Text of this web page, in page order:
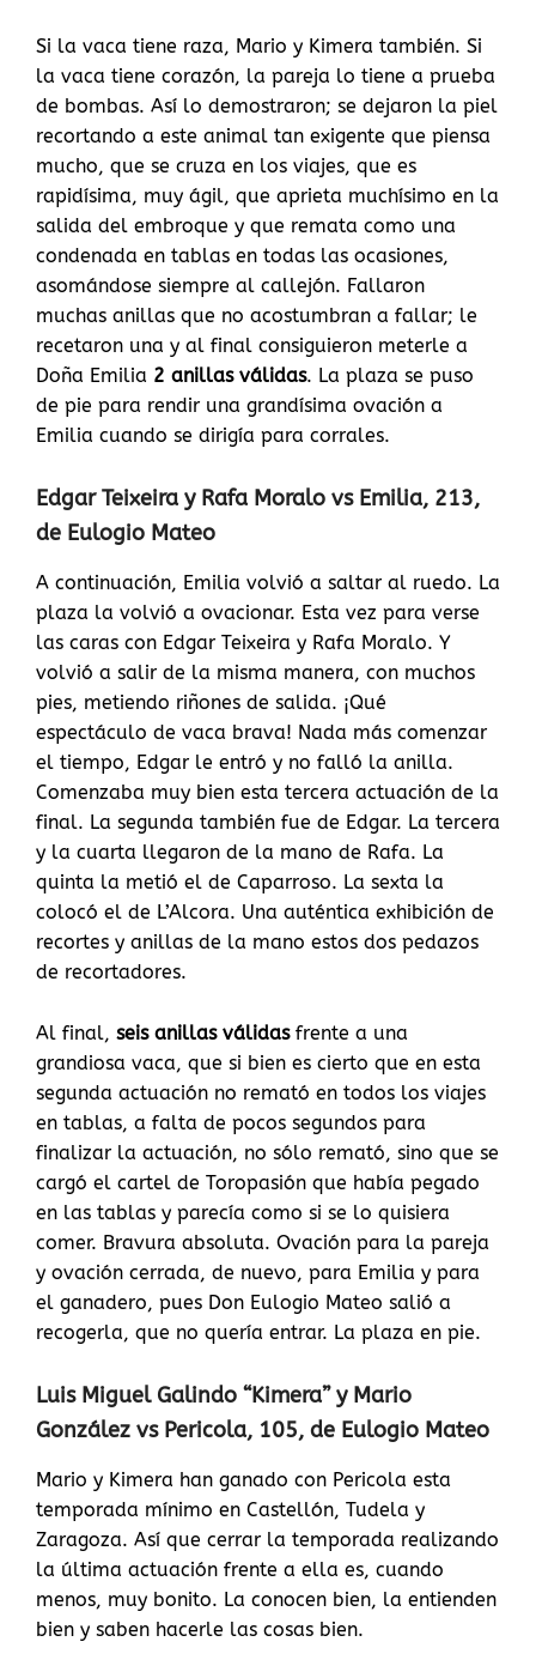
Si la vaca tiene raza, Mario y Kimera también. Si
la vaca tiene corazón, la pareja lo tiene a prueba
de bombas. Así lo demostraron; se dejaron la piel
recortando a este animal tan exigente que piensa
mucho, que se cruza en los viajes, que es
rapidísima, muy ágil, que aprieta muchísimo en la
salida del embroque y que remata como una
condenada en tablas en todas las ocasiones,
asomándose siempre al callejón. Fallaron
muchas anillas que no acostumbran a fallar; le
recetaron una y al final consiguieron meterle a
Doña Emilia 2 anillas válidas. La plaza se puso
de pie para rendir una grandísima ovación a
Emilia cuando se dirigía para corrales.
Edgar Teixeira y Rafa Moralo vs Emilia, 213,
de Eulogio Mateo
A continuación, Emilia volvió a saltar al ruedo. La
plaza la volvió a ovacionar. Esta vez para verse
las caras con Edgar Teixeira y Rafa Moralo. Y
volvió a salir de la misma manera, con muchos
pies, metiendo riñones de salida. ¡Qué
espectáculo de vaca brava! Nada más comenzar
el tiempo, Edgar le entró y no falló la anilla.
Comenzaba muy bien esta tercera actuación de la
final. La segunda también fue de Edgar. La tercera
y la cuarta llegaron de la mano de Rafa. La
quinta la metió el de Caparroso. La sexta la
colocó el de L’Alcora. Una auténtica exhibición de
recortes y anillas de la mano estos dos pedazos
de recortadores.
Al final, seis anillas válidas frente a una
grandiosa vaca, que si bien es cierto que en esta
segunda actuación no remató en todos los viajes
en tablas, a falta de pocos segundos para
finalizar la actuación, no sólo remató, sino que se
cargó el cartel de Toropasión que había pegado
en las tablas y parecía como si se lo quisiera
comer. Bravura absoluta. Ovación para la pareja
y ovación cerrada, de nuevo, para Emilia y para
el ganadero, pues Don Eulogio Mateo salió a
recogerla, que no quería entrar. La plaza en pie.
Luis Miguel Galindo “Kimera” y Mario
González vs Pericola, 105, de Eulogio Mateo
Mario y Kimera han ganado con Pericola esta
temporada mínimo en Castellón, Tudela y
Zaragoza. Así que cerrar la temporada realizando
la última actuación frente a ella es, cuando
menos, muy bonito. La conocen bien, la entienden
bien y saben hacerle las cosas bien.